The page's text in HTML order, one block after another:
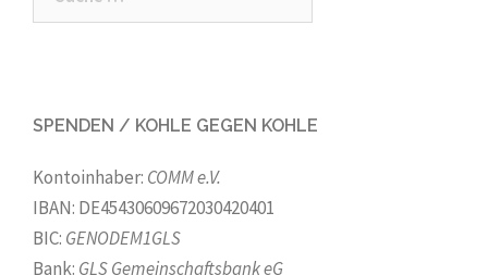
SPENDEN / KOHLE GEGEN KOHLE
Kontoinhaber: COMM e.V.
IBAN: DE45430609672030420401
BIC: GENODEM1GLS
Bank: GLS Gemeinschaftsbank eG